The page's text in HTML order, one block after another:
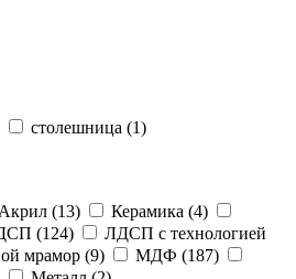
столешница (1)
Акрил (13) Керамика (4)
(124)
ЛДСП с технологией
мрамор (9) МДФ (187)